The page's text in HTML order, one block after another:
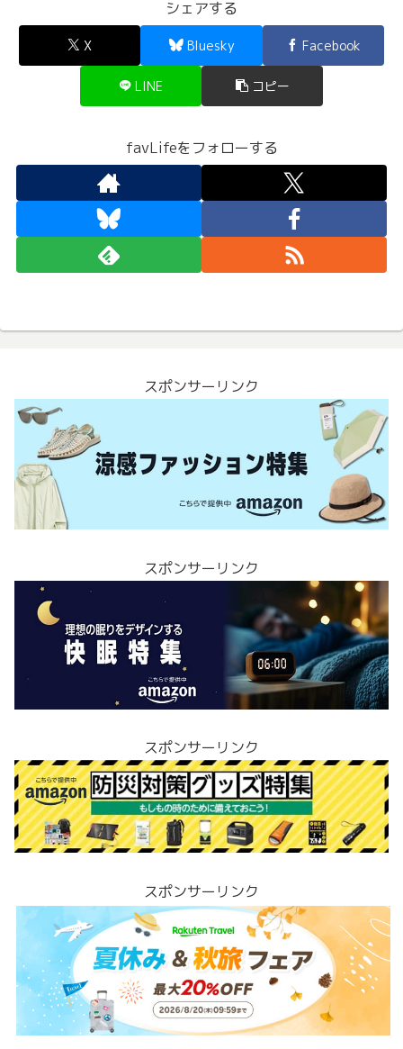
シェアする
X Bluesky Facebook
LINE コピー
favLifeをフォローする
スポンサーリンク
スポンサーリンク
スポンサーリンク
スポンサーリンク